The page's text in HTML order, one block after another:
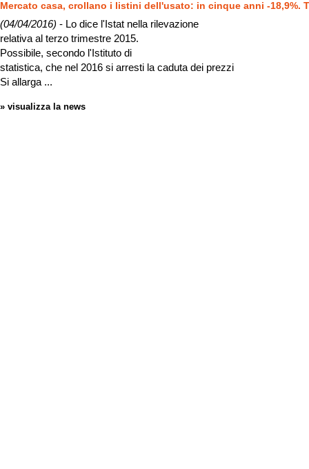
Mercato casa, crollano i listini dell'usato: in cinque anni -18,9%.
(04/04/2016) - Lo dice l'Istat nella rilevazione
relativa al terzo trimestre 2015.
Possibile, secondo l'Istituto di
statistica, che nel 2016 si arresti la caduta dei prezzi
Si allarga ...
» visualizza la news